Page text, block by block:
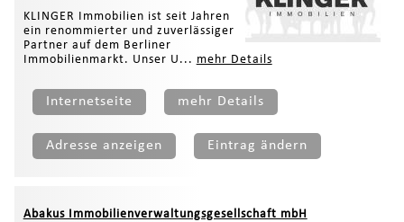
KLINGER Immobilien ist seit Jahren
ein renommierter und zuverlässiger
Partner auf dem Berliner
Immobilienmarkt. Unser U... mehr Details
Internetseite mehr Details
Adresse anzeigen Eintrag ändern
Abakus Immobilienverwaltungsgesellschaft mbH